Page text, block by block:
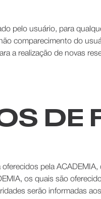
pelo usuário, para
comparecimento do
a realização de novas
DE
pela
os quais são
serão informadas